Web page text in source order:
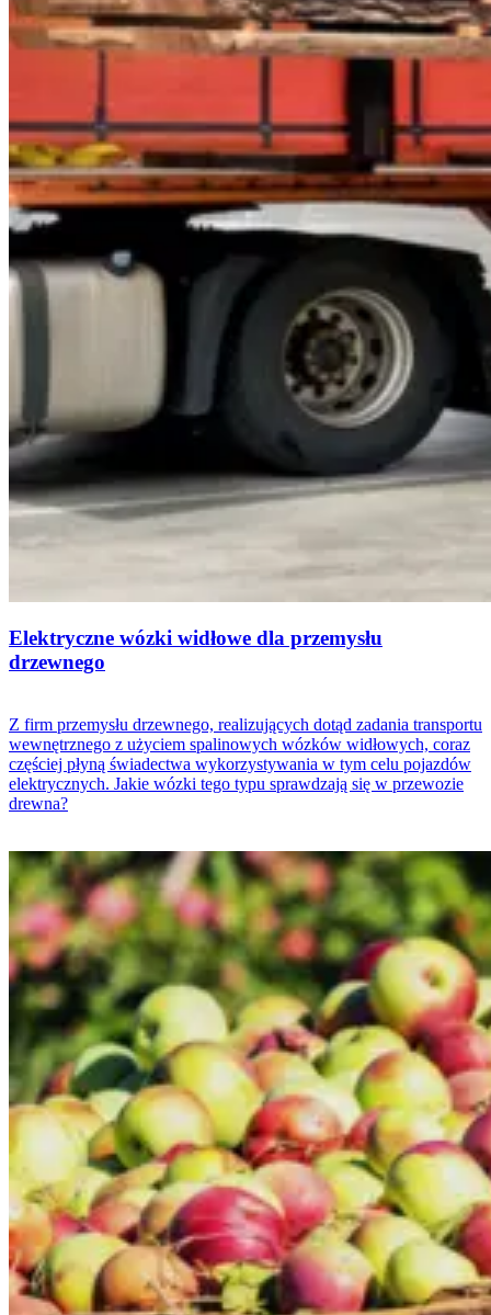
Elektryczne wózki widłowe dla przemysłu
drzewnego
Z firm przemysłu drzewnego, realizujących dotąd zadania transportu
wewnętrznego z użyciem spalinowych wózków widłowych, coraz
częściej płyną świadectwa wykorzystywania w tym celu pojazdów
elektrycznych. Jakie wózki tego typu sprawdzają się w przewozie
drewna?